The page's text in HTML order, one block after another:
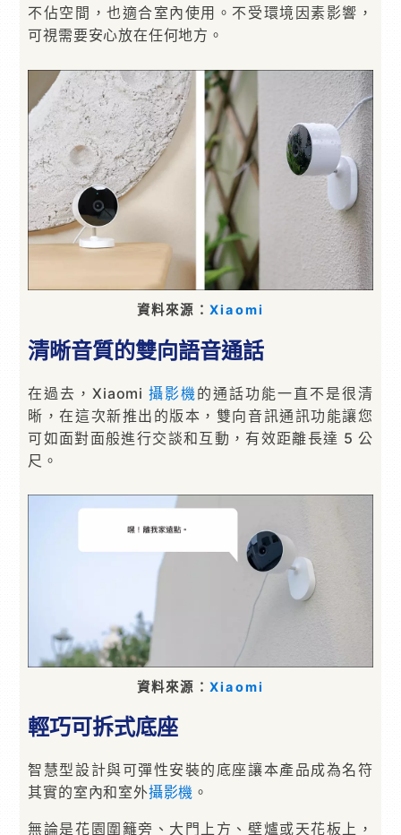
不佔空間，也適合室內使用。不受環境因素影響，
可視需要安心放在任何地方。
資料來源： Xiaomi
清晰音質的雙向語音通話
在過去，Xiaomi攝影機 的通話功能一直不是很清
晰，在這次新推出的版本，雙向音訊通訊功能讓您
可如面對面般進行交談和互動，有效距離長達 5 公
尺。
資料來源： Xiaomi
輕巧可拆式底座
智慧型設計與可彈性安裝的底座讓本產品成為名符
其實的室內和室外攝影機 。
無論是花園圍籬旁、大門上方、壁爐或天花板上，